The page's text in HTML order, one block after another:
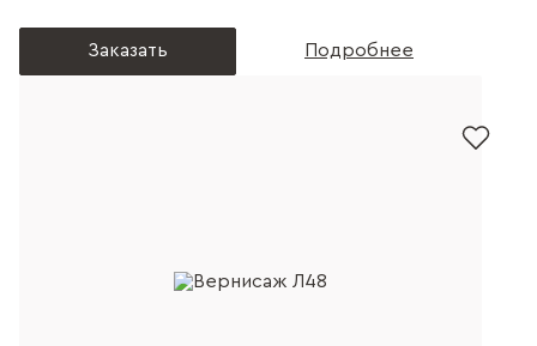
Заказать Подробнее